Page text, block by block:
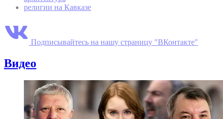
религии на Кавказе
Подписывайтесь на нашу страницу "ВКонтакте"
Видео